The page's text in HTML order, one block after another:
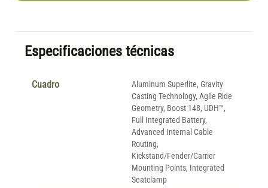
Especificaciones técnicas
Cuadro
Aluminum Superlite, Gravity
Casting Technology, Agile Ride
Geometry, Boost 148, UDH™,
Full Integrated Battery,
Advanced Internal Cable
Routing,
Kickstand/Fender/Carrier
Mounting Points, Integrated
Seatclamp